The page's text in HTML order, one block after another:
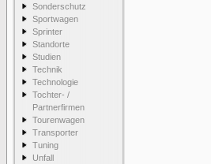
Sonderschutz
Sportwagen
Sprinter
Standorte
Studien
Technik
Technologie
Tochter- /
Partnerfirmen
Tourenwagen
Transporter
Tuning
Unfall